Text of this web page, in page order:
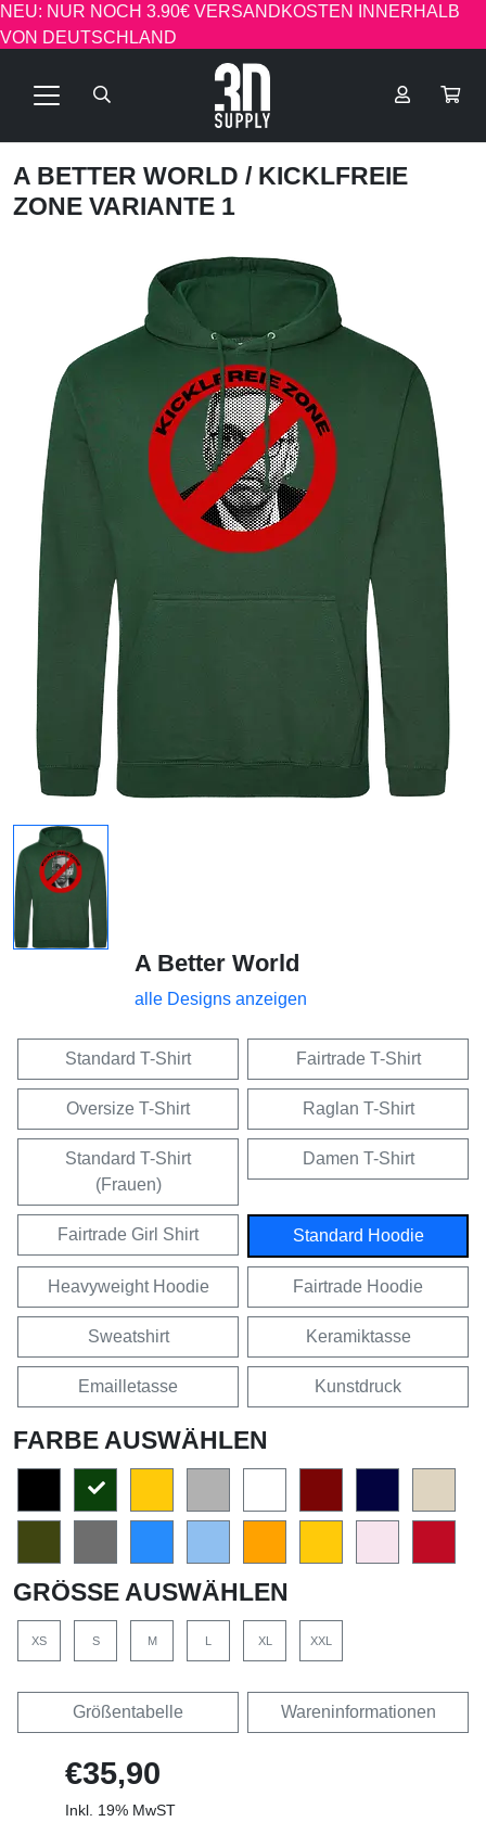
NEU: NUR NOCH 3.90€ VERSANDKOSTEN INNERHALB
VON DEUTSCHLAND
A BETTER WORLD / KICKLFREIE
ZONE VARIANTE 1
A Better World
alle Designs anzeigen
Standard T-Shirt Fairtrade T-Shirt
Oversize T-Shirt Raglan T-Shirt
Standard T-Shirt
(Frauen)
Damen T-Shirt
Fairtrade Girl Shirt Standard Hoodie
Heavyweight Hoodie Fairtrade Hoodie
Sweatshirt Keramiktasse
Emailletasse Kunstdruck
FARBE AUSWÄHLEN
GRÖSSE AUSWÄHLEN
XS S M L XL XXL
Größentabelle Wareninformationen
€35,90
Inkl. 19% MwST